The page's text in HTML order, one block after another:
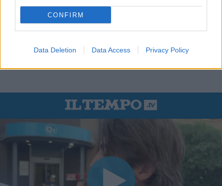
CONFIRM
Data Deletion Data Access Privacy Policy